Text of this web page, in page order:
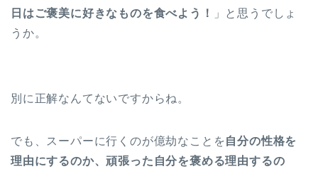
日はご褒美に好きなものを食べよう！
」と思うでしょ
うか。
別に正解なんてないですからね。
でも、スーパーに行くのが億劫なことを 自分の性格を
理由にするのか、頑張った自分を褒める理由するの